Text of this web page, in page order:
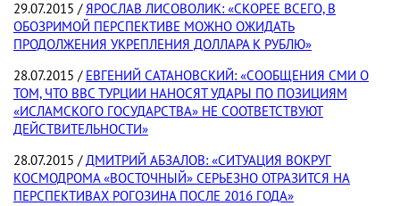
29.07.2015 /ЯРОСЛАВ ЛИСОВОЛИК: «СКОРЕЕ ВСЕГО, В
ОБОЗРИМОЙ ПЕРСПЕКТИВЕ МОЖНО ОЖИДАТЬ
ПРОДОЛЖЕНИЯ УКРЕПЛЕНИЯ ДОЛЛАРА К РУБЛЮ»
28.07.2015 / ЕВГЕНИЙ САТАНОВСКИЙ: «СООБЩЕНИЯ СМИ О
ТОМ, ЧТО ВВС ТУРЦИИ НАНОСЯТ УДАРЫ ПО ПОЗИЦИЯМ
«ИСЛАМСКОГО ГОСУДАРСТВА» НЕ СООТВЕТСТВУЮТ
ДЕЙСТВИТЕЛЬНОСТИ»
28.07.2015 /ДМИТРИЙ АБЗАЛОВ: «СИТУАЦИЯ ВОКРУГ
КОСМОДРОМА «ВОСТОЧНЫЙ» СЕРЬЕЗНО ОТРАЗИТСЯ НА
ПЕРСПЕКТИВАХ РОГОЗИНА ПОСЛЕ 2016 ГОДА»